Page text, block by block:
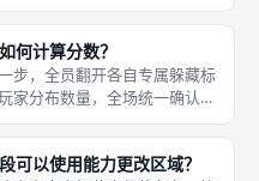
决定，是所有身份里最依赖天
要拉高饿狼分数，核心思路就
何计算分数？
步，全员翻开各自专属躲藏标
家分布数量，全场统一确认真
干扰，所有分数核算仅以此版
玩家本局身份分类，拆分三大
可以使用能力更改区域？